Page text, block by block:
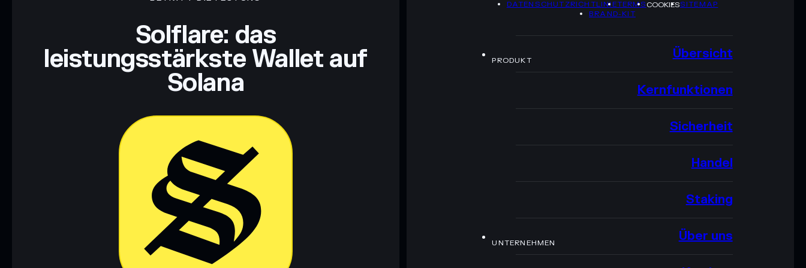
Solflare: das
leistungsstärkste Wallet auf
Solana
DATENSCHUTZRICHTLINIETERMSCOOKIESSITEMAP
BRAND-KIT
PRODUKT Übersicht
Kernfunktionen
Sicherheit
Handel
Staking
UNTERNEHMEN Über uns